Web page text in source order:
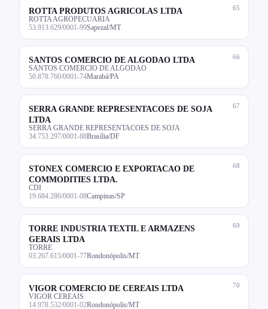
65
ROTTA PRODUTOS AGRICOLAS LTDA
ROTTA AGROPECUARIA
53.913.629/0001-99Sapezal/MT
66
SANTOS COMERCIO DE ALGODAO LTDA
SANTOS COMERCIO DE ALGODAO
50.878.760/0001-74Marabá/PA
67
SERRA GRANDE REPRESENTACOES DE SOJA
LTDA
SERRA GRANDE REPRESENTACOES DE SOJA
34.753.297/0001-88Brasília/DF
68
STONEX COMERCIO E EXPORTACAO DE
COMMODITIES LTDA.
CDI
19.684.286/0001-08Campinas/SP
69
TORRE INDUSTRIA TEXTIL E ARMAZENS
GERAIS LTDA
TORRE
03.267.615/0001-77Rondonópolis/MT
70
VIGOR COMERCIO DE CEREAIS LTDA
VIGOR CEREAIS
14.978.532/0001-02Rondonópolis/MT